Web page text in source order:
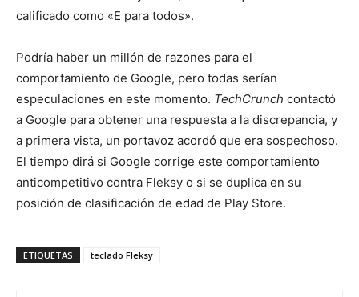
calificado como «E para todos».
Podría haber un millón de razones para el
comportamiento de Google, pero todas serían
especulaciones en este momento. TechCrunch contactó
a Google para obtener una respuesta a la discrepancia, y
a primera vista, un portavoz acordó que era sospechoso.
El tiempo dirá si Google corrige este comportamiento
anticompetitivo contra Fleksy o si se duplica en su
posición de clasificación de edad de Play Store.
ETIQUETAS teclado Fleksy